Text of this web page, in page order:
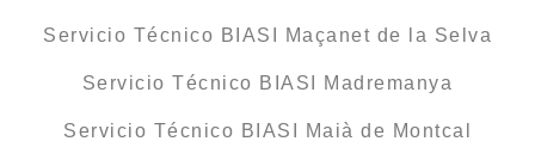
Servicio Técnico BIASI Maçanet de la Selva
Servicio Técnico BIASI Madremanya
Servicio Técnico BIASI Maià de Montcal